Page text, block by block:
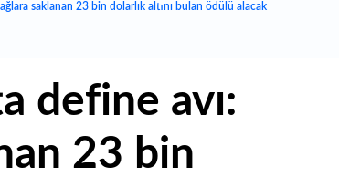
saklanan 23 bin dolarlık altını bulan ödülü alacak
define avı:
23 bin